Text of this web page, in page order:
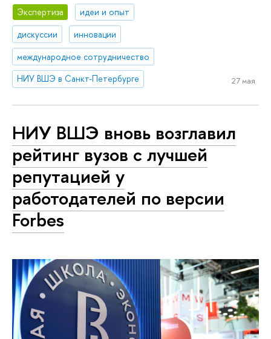
Экспертиза
идеи и опыт
дискуссии
инновации
международное сотрудничество
НИУ ВШЭ в Санкт-Петербурге
27 мая
НИУ ВШЭ вновь возглавил
рейтинг вузов с лучшей
репутацией у
работодателей по версии
Forbes